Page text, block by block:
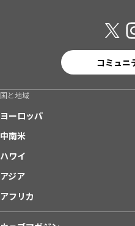
コミュニ
国と地域
ヨーロッパ
中南米
ハワイ
アジア
アフリカ